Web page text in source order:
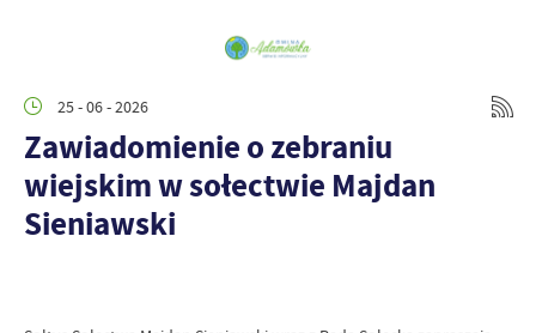
25 - 06 - 2026
Zawiadomienie o zebraniu
wiejskim w sołectwie Majdan
Sieniawski